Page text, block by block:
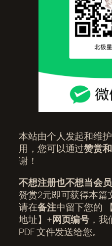
本站由个人发起和维
用，您可以通过赞赏
谢！
不想注册也不想当会员
赞赏2元即可获得本篇
请在备注中留下您的
地址】+网页编号 ，
PDF 文件发送给您。